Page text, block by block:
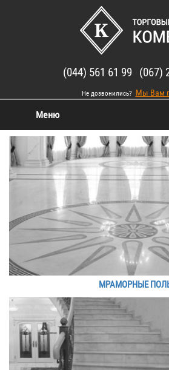
(044) 561 61 99 (067)
Не дозвонились? Мы Вам
Меню
МРАМОРНЫЕ